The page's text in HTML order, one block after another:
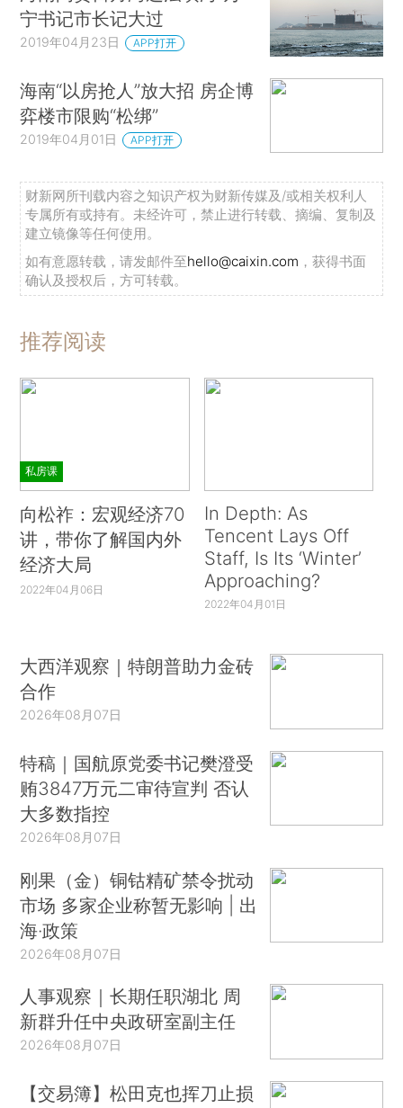
宁书记市长记大过
2019年04月23日 APP打开
海南“以房抢人”放大招 房企博
弈楼市限购“松绑”
2019年04月01日 APP打开
财新网所刊载内容之知识产权为财新传媒及/或相关权利人
专属所有或持有。未经许可，禁止进行转载、摘编、复制及
建立镜像等任何使用。
如有意愿转载，请发邮件至hello@caixin.com ，获得书面
确认及授权后，方可转载。
推荐阅读
私房课
向松祚：宏观经济70
讲，带你了解国内外
经济大局
2022年04月06日
In Depth: As
Tencent Lays Off
Staff, Is Its ‘Winter’
Approaching?
2022年04月01日
大西洋观察｜特朗普助力金砖
合作
2026年08月07日
特稿｜国航原党委书记樊澄受
贿3847万元二审待宣判 否认
大多数指控
2026年08月07日
刚果（金）铜钴精矿禁令扰动
市场 多家企业称暂无影响 | 出
海·政策
2026年08月07日
人事观察｜长期任职湖北 周
新群升任中央政研室副主任
2026年08月07日
【交易簿】松田克也挥刀止损